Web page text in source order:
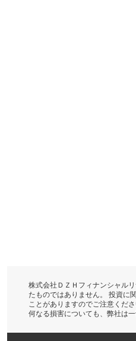
株式会社ＤＺＨフィナンシャル
たものではありません。 投資に
ことがありますのでご注意くだ
何なる損害についても、弊社は一